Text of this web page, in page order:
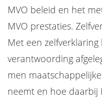
MVO beleid en het
MVO prestaties.
Met een zelfverklaring
verantwoording
men
neemt en hoe daarbij